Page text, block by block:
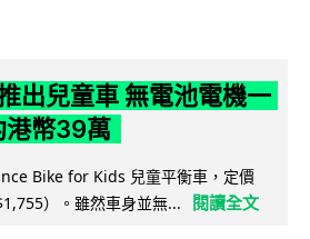
出兒童車 無電池電機一
港幣39萬
Bike for Kids 兒童平衡車，定價
）。雖然車身並無...
閱讀全文